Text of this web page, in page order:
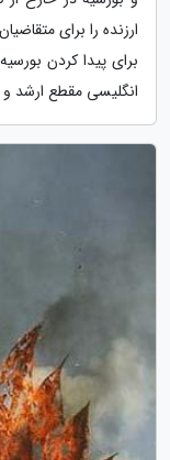
ارزنده را برای
برای پیدا کردن
انگلیسی مقطع ارشد و